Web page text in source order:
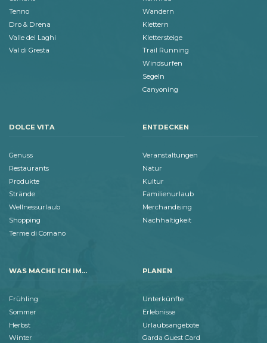
Tenno
Dro & Drena
Valle dei Laghi
Val di Gresta
Wandern
Klettern
Klettersteige
Trail Running
Windsurfen
Segeln
Canyoning
DOLCE VITA
Genuss
Restaurants
Produkte
Strände
Wellnessurlaub
Shopping
Terme di Comano
ENTDECKEN
Veranstaltungen
Natur
Kultur
Familienurlaub
Merchandising
Nachhaltigkeit
WAS MACHE ICH IM...
Frühling
Sommer
Herbst
Winter
PLANEN
Unterkünfte
Erlebnisse
Urlaubsangebote
Garda Guest Card